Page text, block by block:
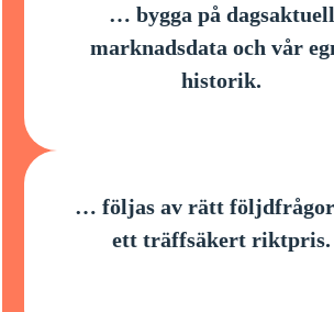
… bygga på dagsaktuell
marknadsdata och vår
historik.
… följas av rätt följdfrågor
ett träffsäkert riktpris.